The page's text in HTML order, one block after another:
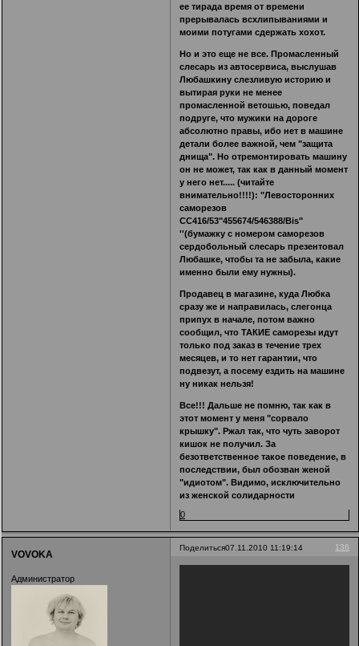
ее тирада время от времени
прерывалась всхлипываниями и
моими потугами сдержать хохот.
Но и это еще не все. Промасленный
слесарь из автосервиса, выслушав
Любашкину слезливую историю и
вытирая руки не менее
промасленной ветошью, поведал
подруге, что мужики на дороге
абсолютно правы, ибо нет в машине
детали более важной, чем "защита
днища". Но отремонтировать машину
он не может, так как в данный момент
у него нет..... (читайте
внимательно!!!!): "Левосторонних
саморезов
СС416/53"455674/546388/Bis"
''(бумажку с номером саморезов
сердобольный слесарь презентовал
Любашке, чтобы та не забыла, какие
именно были ему нужны).
Продавец в магазине, куда Любка
сразу же и направилась, слегонца
припух в начале, потом важно
сообщил, что ТАКИЕ саморезы идут
только под заказ в течение трех
месяцев, и то нет гарантии, что
подвезут, а посему ездить на машине
ну никак нельзя!
Все!!! Дальше не помню, так как в
этот момент у меня "сорвало
крышку". Ржал так, что чуть заворот
кишок не получил. За
безответственное такое поведение, в
последствии, был обозван женой
"идиотом". Видимо, исключительно
из женской солидарности
0
Поделиться 136
07.11.2010 11:19:14
VOVOKA
Администратор